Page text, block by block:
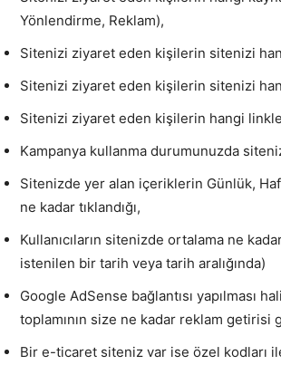
Yönlendirme, Reklam),
Sitenizi ziyaret eden kişilerin sitenizi
Sitenizi ziyaret eden kişilerin sitenizi
Sitenizi ziyaret eden kişilerin hangi
Kampanya kullanma durumunuzda
Sitenizde yer alan içeriklerin Günlük,
ne kadar tıklandığı,
Kullanıcıların sitenizde ortalama ne
istenilen bir tarih veya tarih aralığında)
Google AdSense bağlantısı yapılması
toplamının size ne kadar reklam getirisi
Bir e-ticaret siteniz var ise özel kodları